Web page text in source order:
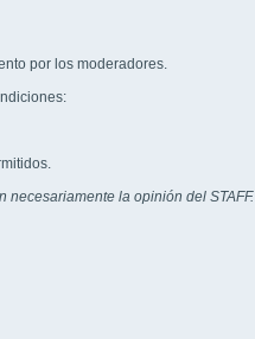
por los moderadores.
la opinión del STAFF.